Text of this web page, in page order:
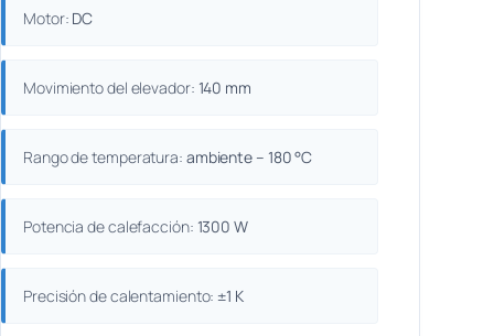
Motor: DC
Movimiento del elevador: 140 mm
Rango de temperatura: ambiente – 180 °C
Potencia de calefacción: 1300 W
Precisión de calentamiento:±1 K